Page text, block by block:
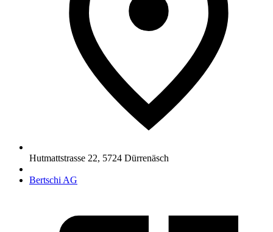
Hutmattstrasse 22, 5724 Dürrenäsch
Bertschi AG